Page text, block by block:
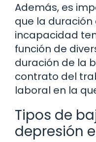
Además, es
que la
incapacidad
función de
duración de la
contrato del
laboral en la
Tipos de
depresión